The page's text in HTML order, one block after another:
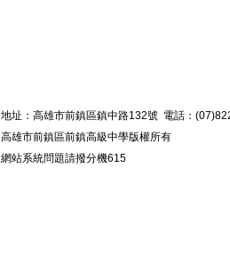
地址：高雄市前鎮區鎮中路132號 電話：
高雄市前鎮區前鎮高級中學版權所有
網站系統問題請撥分機615